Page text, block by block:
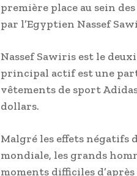
première place au sein
par l’Egyptien Nassef
Nassef Sawiris est le
principal actif est une
vêtements de sport
dollars.
Malgré les effets négatifs
mondiale, les grands
moments difficiles